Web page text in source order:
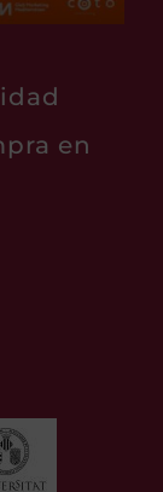
en